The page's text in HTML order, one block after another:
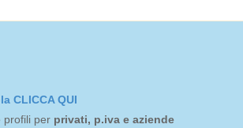
CLICCA QUI
profili per privati, p.iva e aziende